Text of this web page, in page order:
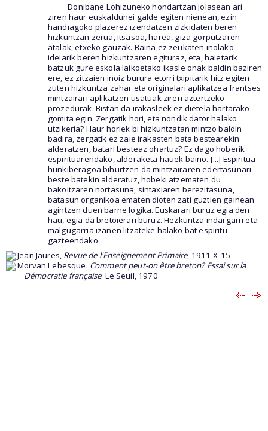
Donibane Lohizuneko hondartzan jolasean ari
ziren haur euskaldunei galde egiten nienean, ezin
handiagoko plazerez izendatzen zizkidaten beren
hizkuntzan zerua, itsasoa, harea, giza gorputzaren
atalak, etxeko gauzak. Baina ez zeukaten inolako
ideiarik beren hizkuntzaren egituraz, eta, haietarik
batzuk gure eskola laikoetako ikasle onak baldin baziren
ere, ez zitzaien inoiz burura etorri txipitarik hitz egiten
zuten hizkuntza zahar eta originalari aplikatzea frantses
mintzairari aplikatzen usatuak ziren aztertzeko
prozedurak. Bistan da irakasleek ez dietela hartarako
gomita egin. Zergatik hori, eta nondik dator halako
utzikeria? Haur horiek bi hizkuntzatan mintzo baldin
badira, zergatik ez zaie irakasten bata bestearekin
alderatzen, batari besteaz ohartuz? Ez dago hoberik
espirituarendako, alderaketa hauek baino. [...] Espiritua
hunkiberagoa bihurtzen da mintzairaren edertasunari
beste batekin alderatuz, hobeki atzematen du
bakoitzaren nortasuna, sintaxiaren berezitasuna,
batasun organikoa ematen dioten zati guztien gainean
agintzen duen barne logika. Euskarari buruz egia den
hau, egia da bretoierari buruz. Hezkuntza indargarri eta
malgugarria izanen litzateke halako bat espiritu
gazteendako.
Jean Jaures, Revue de l'Enseignement Primaire, 1911-X-15
Morvan Lebesque. Comment peut-on être breton? Essai sur la
Démocratie française. Le Seuil, 1970